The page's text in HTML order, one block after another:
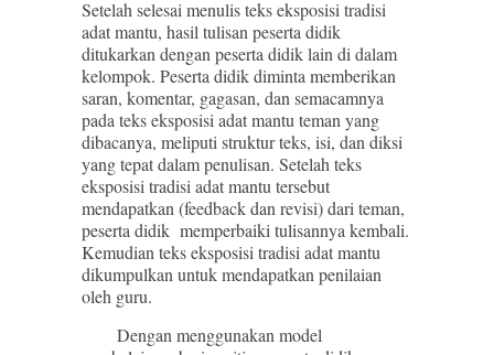
Setelah selesai menulis teks eksposisi tradisi
adat mantu, hasil tulisan peserta didik
ditukarkan dengan peserta didik lain di dalam
kelompok. Peserta didik diminta memberikan
saran, komentar, gagasan, dan semacamnya
pada teks eksposisi adat mantu teman yang
dibacanya, meliputi struktur teks, isi, dan diksi
yang tepat dalam penulisan. Setelah teks
eksposisi tradisi adat mantu tersebut
mendapatkan (feedback dan revisi) dari teman,
peserta didik memperbaiki tulisannya kembali.
Kemudian teks eksposisi tradisi adat mantu
dikumpulkan untuk mendapatkan penilaian
oleh guru.
Dengan menggunakan model